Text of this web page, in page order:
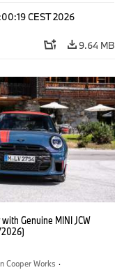
CEST 2026
9.64 MB
Genuine MINI JCW
Cooper Works ·